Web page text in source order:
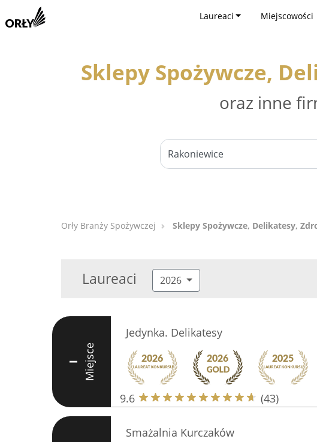
Laureaci Miejscowości
Sklepy Spożywcze,
oraz inne
Orły Branży Spożywczej Sklepy Spożywcze, Delikatesy,
Laureaci 2026
I Miejsce
Jedynka. Delikatesy
9.6 (43)
Smażalnia Kurczaków